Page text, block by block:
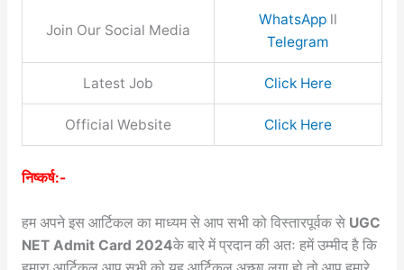
Join Our Social Media
WhatsAppll
Telegram
Latest Job Click Here
Official Website Click Here
निष्कर्ष:-
हम अपने इस आर्टिकल का माध्यम से आप सभी को विस्तारपूर्वक से UGC
NET Admit Card 2024के बारे में प्रदान की अतः हमें उम्मीद है कि